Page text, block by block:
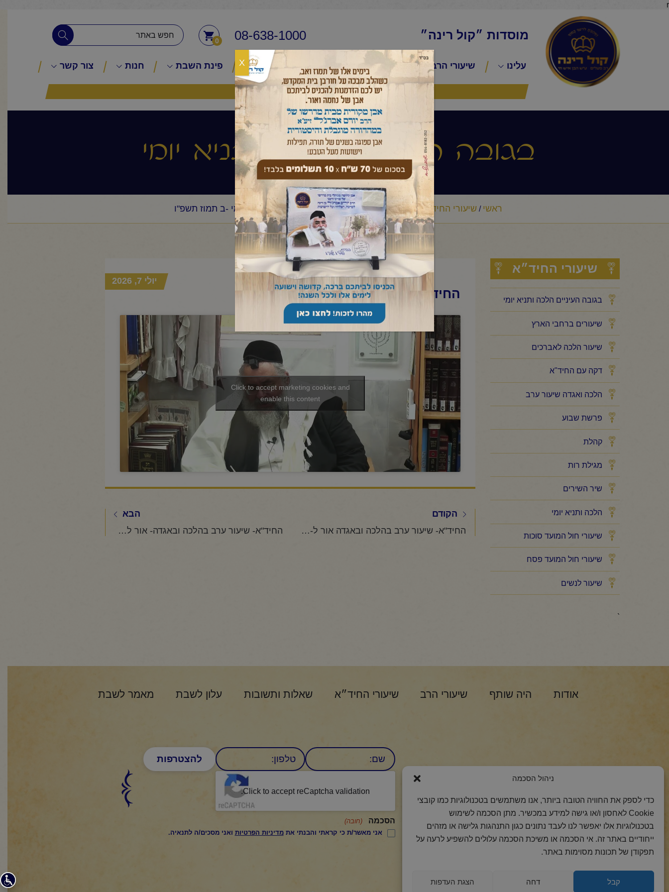
ניהול הסכמה
כדי לספק את החוויה הטובה ביותר, אנו משתמשים בטכנולוגיות כמו קובצי
Cookie לאחסון ו/או גישה למידע במכשיר. מתן הסכמה לשימוש
בטכנולוגיות אלו יאפשר לנו לעבד נתונים כגון התנהגות גלישה או מזהים
ייחודיים באתר זה. אי הסכמה או משיכת הסכמה עלולים להשפיע לרעה על
תפקודן של תכונות מסוימות באתר.
קבל דחה הצגת העדפות
r
מוסדות ״קול רינה״ 08-638-1000
0
עלינו שיעורי הרב שיעורי החיד״א שאלות ותשובות פינת השבת חנות צור קשר
היה שותף
בגובה העיניים הלכה ותניא יומי
ראשי / שיעורי החיד"א/בגובה העיניים הלכה ותניא יומי/החיד"א- תניא יומי -ב תמוז תשפ"ו
שיעורי החיד״א
בגובה העיניים הלכה ותניא יומי
שיעורים ברחבי הארץ
שיעור הלכה לאברכים
דקה עם החיד"א
הלכה ואגדה שיעור ערב
פרשת שבוע
קהלת
מגילת רות
שיר השירים
הלכה ותניא יומי
שיעורי חול המועד סוכות
שיעורי חול המועד פסח
שיעור לנשים
`
החיד"א- תניא יומי -ב תמוז תשפ"ו
יולי 7, 2026
Click to accept marketing cookies and
enable this content
הקודם
החיד"א- שיעור ערב בהלכה ובאגדה אור ל-ב תמוז תשפ"ו
הבא
החיד"א- שיעור ערב בהלכה ובאגדה- אור לג' תמוז תשפ"ו
אודות היה שותף שיעורי הרב שיעורי החיד״א שאלות ותשובות עלון לשבת מאמר לשבת
הצטרפות למסר היומי
שם טלפון:
Click to accept reCaptcha validation.
הסכמה
(חובה)
אני מאשר/ת כי קראתי והבנתי אתמדיניות הפרטיות
2018 כל הזכויות
X